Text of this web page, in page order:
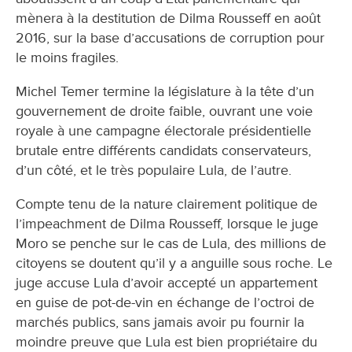
mènera à la destitution de Dilma Rousseff en août
2016, sur la base d’accusations de corruption pour
le moins fragiles.
Michel Temer termine la législature à la tête d’un
gouvernement de droite faible, ouvrant une voie
royale à une campagne électorale présidentielle
brutale entre différents candidats conservateurs,
d’un côté, et le très populaire Lula, de l’autre.
Compte tenu de la nature clairement politique de
l’impeachment de Dilma Rousseff, lorsque le juge
Moro se penche sur le cas de Lula, des millions de
citoyens se doutent qu’il y a anguille sous roche. Le
juge accuse Lula d’avoir accepté un appartement
en guise de pot-de-vin en échange de l’octroi de
marchés publics, sans jamais avoir pu fournir la
moindre preuve que Lula est bien propriétaire du